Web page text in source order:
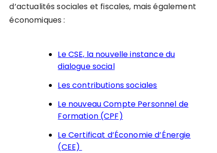
d’actualités sociales et fiscales, mais également
économiques :
Le CSE, la nouvelle instance du
dialogue social
Les contributions sociales
Le nouveau Compte Personnel de
Formation (CPF)
Le Certificat d’Économie d’Énergie
(CEE)